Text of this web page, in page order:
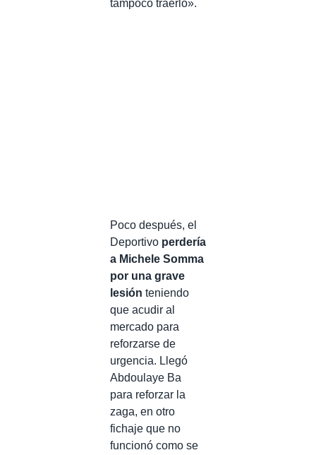
tampoco traerlo».
Poco después, el
Deportivo perdería
a Michele Somma
por una grave
lesión teniendo
que acudir al
mercado para
reforzarse de
urgencia. Llegó
Abdoulaye Ba
para reforzar la
zaga, en otro
fichaje que no
funcionó como se